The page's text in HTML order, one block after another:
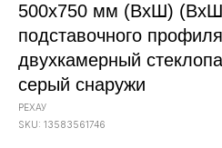
500x750 мм (ВхШ)
подставочного
двухкамерный
серый снаружи
РЕХАУ
SKU: 13583561746